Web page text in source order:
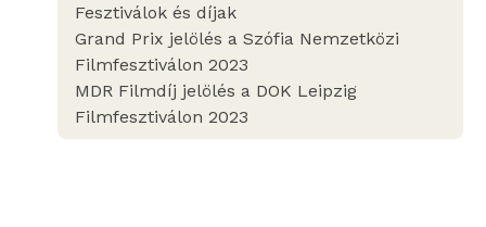
Fesztiválok és díjak
Grand Prix jelölés a Szófia Nemzetközi
Filmfesztiválon 2023
MDR Filmdíj jelölés a DOK Leipzig
Filmfesztiválon 2023